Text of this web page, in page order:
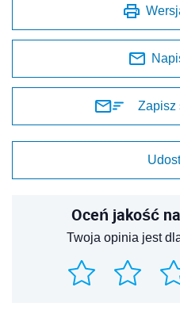
Zapisz
Oceń jakość
Twoja opinia jest